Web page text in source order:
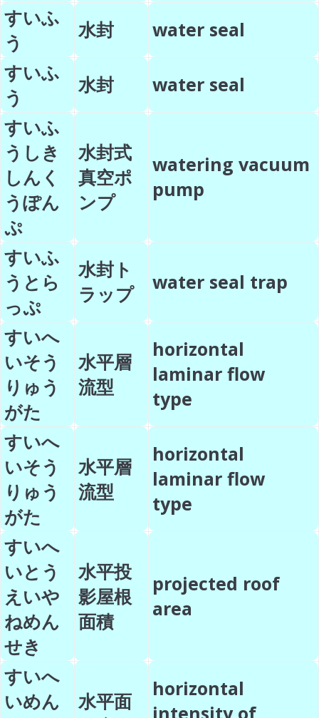
すいふ
う
水封
water seal
すいふ
う
水封
water seal
すいふ
うしき
しんく
うぽん
ぷ
水封式
真空ポ
ンプ
watering vacuum
pump
すいふ
うとら
っぷ
水封ト
ラップ
water seal trap
すいへ
いそう
りゅう
がた
水平層
流型
horizontal
laminar flow
type
すいへ
いそう
りゅう
がた
水平層
流型
horizontal
laminar flow
type
すいへ
いとう
えいや
ねめん
せき
水平投
影屋根
面積
projected roof
area
すいへ
いめん
水平面
horizontal
intensity of